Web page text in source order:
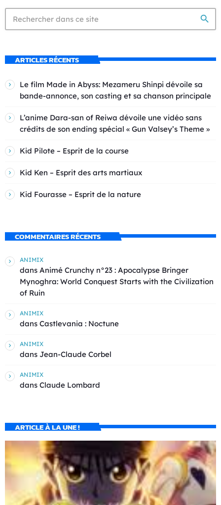
search
ARTICLES RÉCENTS
Le film Made in Abyss: Mezameru Shinpi dévoile sa
bande-annonce, son casting et sa chanson principale
L’anime Dara-san of Reiwa dévoile une vidéo sans
crédits de son ending spécial « Gun Valsey’s Theme »
Kid Pilote – Esprit de la course
Kid Ken – Esprit des arts martiaux
Kid Fourasse – Esprit de la nature
COMMENTAIRES RÉCENTS
ANIMIX
dans Animé Crunchy n°23 : Apocalypse Bringer
Mynoghra: World Conquest Starts with the Civilization
of Ruin
ANIMIX
dans Castlevania : Noctune
ANIMIX
dans Jean-Claude Corbel
ANIMIX
dans Claude Lombard
ARTICLE À LA UNE !